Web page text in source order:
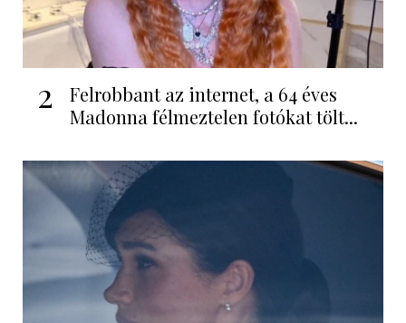
2
Felrobbant az internet, a 64 éves
Madonna félmeztelen fotókat tölt...